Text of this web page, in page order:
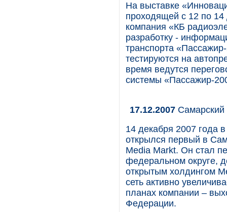
На выставке
проходящей с 12 по 14
компания «КБ
разработку -
транспорта
тестируются на
время ведутся
системы «Пассажир-
17.12.2007
14 декабря 2007 года
открылся первый в
Media Markt. Он стал
федеральном округе,
открытым холдингом
сеть активно
планах компании –
Федерации.